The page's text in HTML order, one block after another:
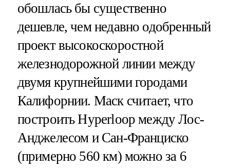
обошлась бы существенно
дешевле, чем недавно одобренный
проект высокоскоростной
железнодорожной линии между
двумя крупнейшими городами
Калифорнии. Маск считает, что
построить Hyperloop между Лос-
Анджелесом и Сан-Франциско
(примерно 560 км) можно за 6